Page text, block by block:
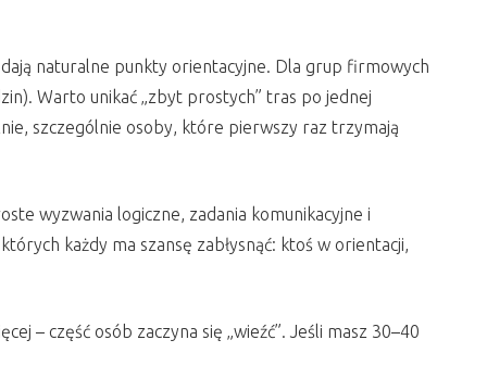
naturalne punkty orientacyjne. Dla grup firmowych
Warto unikać „zbyt prostych” tras po jednej
szczególnie osoby, które pierwszy raz trzymają
wyzwania logiczne, zadania komunikacyjne i
każdy ma szansę zabłysnąć: ktoś w orientacji,
– część osób zaczyna się „wieźć”. Jeśli masz 30–40